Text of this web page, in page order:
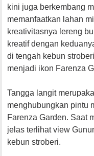
kini juga berkembang
memanfaatkan lahan
kreativitasnya lereng
kreatif dengan
di tengah kebun
menjadi ikon Farenza
Tangga langit
menghubungkan pintu
Farenza Garden. Saat
jelas terlihat view
kebun stroberi.